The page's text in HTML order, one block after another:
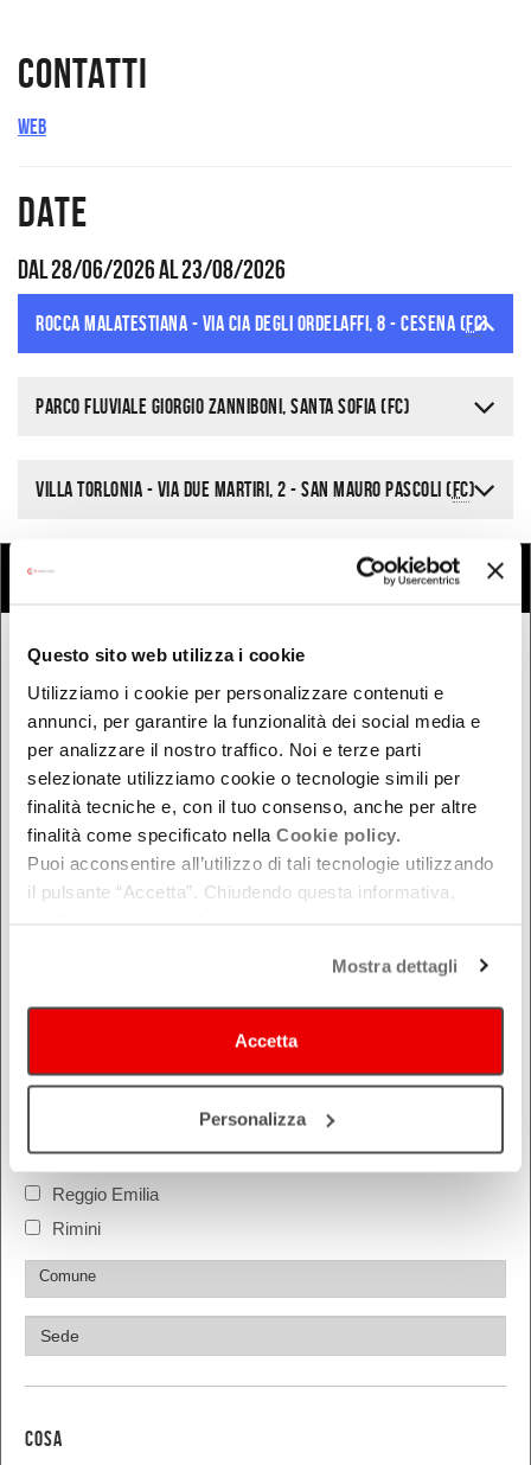
Questo sito web utilizza i cookie
Utilizziamo i cookie per personalizzare contenuti e
annunci, per garantire la funzionalità dei social media e
per analizzare il nostro traffico. Noi e terze parti
selezionate utilizziamo cookie o tecnologie simili per
finalità tecniche e, con il tuo consenso, anche per altre
finalità come specificato nella Cookie policy.
Puoi acconsentire all’utilizzo di tali tecnologie utilizzando
il pulsante “Accetta”. Chiudendo questa informativa,
Mostra dettagli
Accetta
Personalizza
Contatti
Web
Date
Dal 28/06/2026 al 23/08/2026
ROCCA MALATESTIANA - Via Cia degli Ordelaffi, 8 - Cesena (FC)
Parco Fluviale Giorgio Zanniboni, Santa Sofia (FC)
VILLA TORLONIA - via Due Martiri, 2 - San Mauro Pascoli (FC)
COSACerca eventi
QUANDO
Oggi
Da oggi in poi
Nel week-end
dal - al
DOVE
Parma
Ravenna
Reggio Emilia
Rimini
COSA